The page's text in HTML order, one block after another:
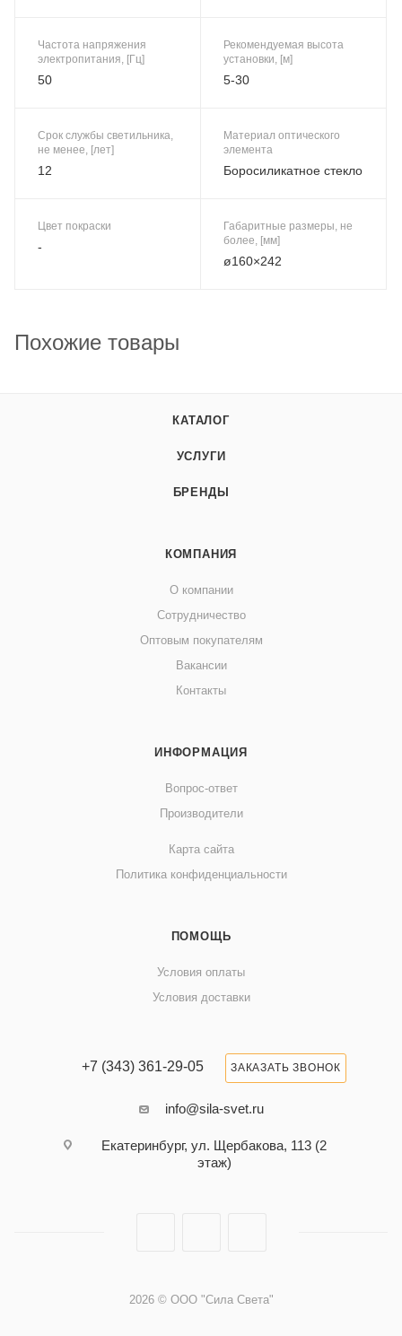
Частота напряжения
электропитания, [Гц]
50
Рекомендуемая высота
установки, [м]
5-30
Срок службы светильника,
не менее, [лет]
12
Материал оптического
элемента
Боросиликатное стекло
Цвет покраски
-
Габаритные размеры, не
более, [мм]
ø160×242
Похожие товары
КАТАЛОГ
УСЛУГИ
БРЕНДЫ
КОМПАНИЯ
О компании
Сотрудничество
Оптовым покупателям
Вакансии
Контакты
ИНФОРМАЦИЯ
Вопрос-ответ
Производители
Карта сайта
Политика конфиденциальности
ПОМОЩЬ
Условия оплаты
Условия доставки
+7 (343) 361-29-05 ЗАКАЗАТЬ ЗВОНОК
info@sila-svet.ru
Екатеринбург, ул. Щербакова, 113 (2
этаж)
2026 © ООО "Сила Света"